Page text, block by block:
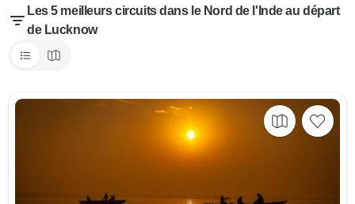
Les 5 meilleurs circuits dans le Nord de l'Inde au départ
de Lucknow